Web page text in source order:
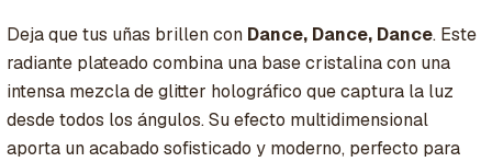
Deja que tus uñas brillen con Dance, Dance, Dance. Este
radiante plateado combina una base cristalina con una
intensa mezcla de glitter holográfico que captura la luz
desde todos los ángulos. Su efecto multidimensional
aporta un acabado sofisticado y moderno, perfecto para